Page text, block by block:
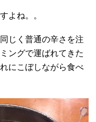
よね。。
じく普通の辛さを注
ングで運ばれてきた
にこぼしながら食べ